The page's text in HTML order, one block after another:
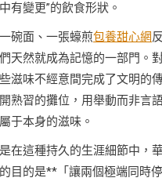
有變更”的飲食形狀。
碗面、一張蠔煎包養甜心網
天然就成為記憶的一部門。
滋味不經意間完成了文明的
熟習的攤位，用舉動而非言
于本身的滋味。
在這種持久的生涯細節中，
目的是**「讓兩個極端同時